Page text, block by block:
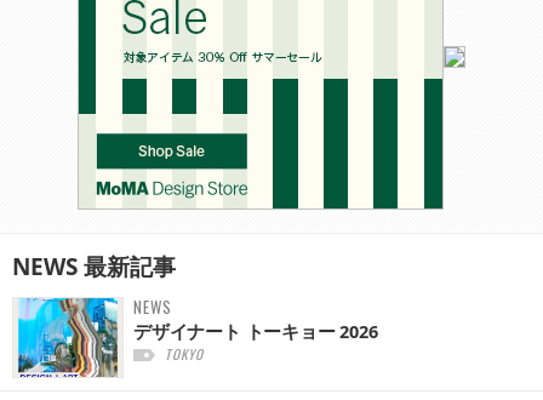
NEWS最新記事
NEWS
デザイナート トーキョー 2026
TOKYO